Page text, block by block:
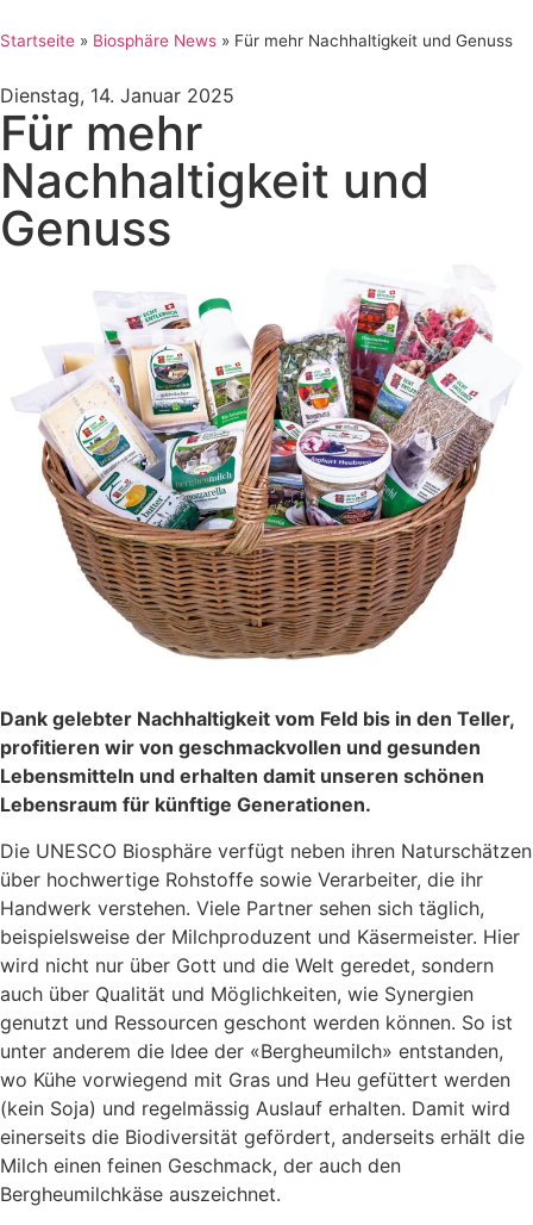
Startseite » Biosphäre News » Für mehr Nachhaltigkeit und Genuss​
Dienstag, 14. Januar 2025
Für mehr
Nachhaltigkeit und
Genuss​
Dank gelebter Nachhaltigkeit vom Feld bis in den Teller,
profitieren wir von geschmackvollen und gesunden
Lebensmitteln und erhalten damit unseren schönen
Lebensraum für künftige Generationen.
Die UNESCO Biosphäre verfügt neben ihren Naturschätzen
über hochwertige Rohstoffe sowie Verarbeiter, die ihr
Handwerk verstehen. Viele Partner sehen sich täglich,
beispielsweise der Milchproduzent und Käsermeister. Hier
wird nicht nur über Gott und die Welt geredet, sondern
auch über Qualität und Möglichkeiten, wie Synergien
genutzt und Ressourcen geschont werden können. So ist
unter anderem die Idee der «Bergheumilch» entstanden,
wo Kühe vorwiegend mit Gras und Heu gefüttert werden
(kein Soja) und regelmässig Auslauf erhalten. Damit wird
einerseits die Biodiversität gefördert, anderseits erhält die
Milch einen feinen Geschmack, der auch den
Bergheumilchkäse auszeichnet.